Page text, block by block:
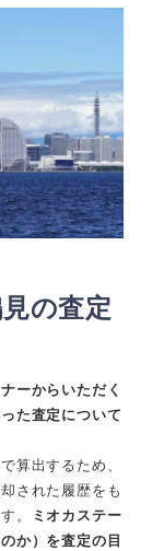
の査定
ーからいただく
た査定について
算出するため、
された履歴をも
。
ミオカステー
か）を査定の目